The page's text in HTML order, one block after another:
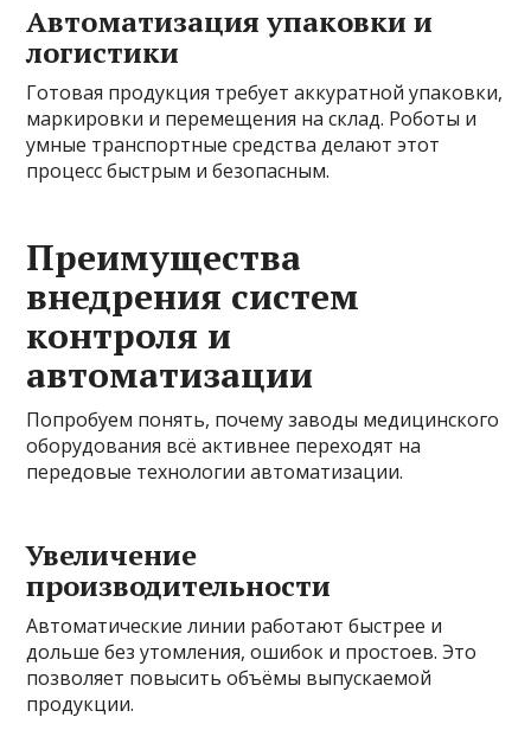
Автоматизация упаковки и
логистики
Готовая продукция требует аккуратной упаковки,
маркировки и перемещения на склад. Роботы и
умные транспортные средства делают этот
процесс быстрым и безопасным.
Преимущества
внедрения систем
контроля и
автоматизации
Попробуем понять, почему заводы медицинского
оборудования всё активнее переходят на
передовые технологии автоматизации.
Увеличение
производительности
Автоматические линии работают быстрее и
дольше без утомления, ошибок и простоев. Это
позволяет повысить объёмы выпускаемой
продукции.